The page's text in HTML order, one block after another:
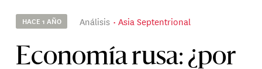
HACE 1 AÑO Análisis Asia Septentrional
Economía rusa: ¿por